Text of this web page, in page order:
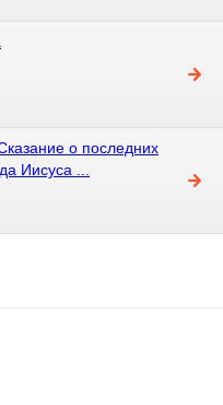
о последних
Иисуса ...